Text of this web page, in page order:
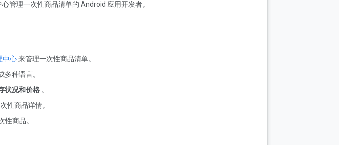
管理一次性商品清单的 Android 应用开发者。
中心来管理一次性商品清单。
多种语言。
状况和价格 。
性商品详情。
性商品。